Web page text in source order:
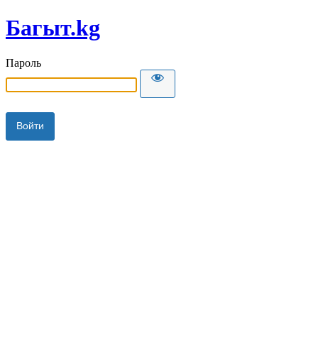
Багыт.kg
Пароль